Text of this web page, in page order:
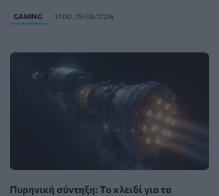
GAMING 17:00, 05/08/2026
Πυρηνική σύντηξη: Το κλειδί για τα